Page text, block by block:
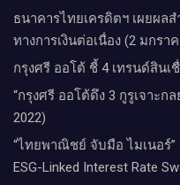
ธนาคารไทยเครดิตฯ เผยผล
ทางการเงินต่อเนื่อง (2 มกรา
กรุงศรี ออโต้ ชี้ 4 เทรนด์สิน
“กรุงศรี ออโต้ดึง 3 กูรูเจาะก
2022)
“ไทยพาณิชย์ จับมือ ไมเนอร์
ESG-Linked Interest Rate